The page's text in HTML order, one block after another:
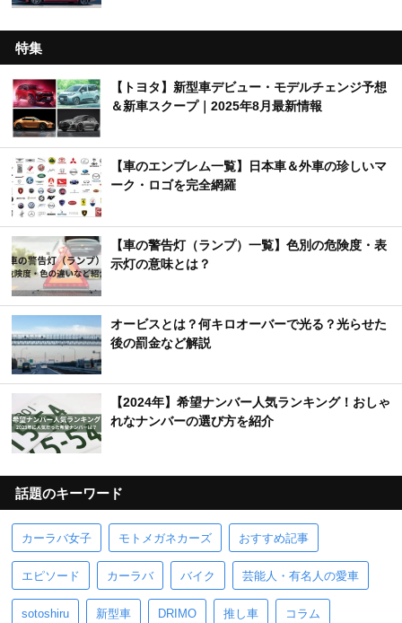
特集
【トヨタ】新型車デビュー・モデルチェンジ予想
＆新車スクープ｜2025年8月最新情報
【車のエンブレム一覧】日本車＆外車の珍しいマ
ーク・ロゴを完全網羅
【車の警告灯（ランプ）一覧】色別の危険度・表
示灯の意味とは？
オービスとは？何キロオーバーで光る？光らせた
後の罰金など解説
【2024年】希望ナンバー人気ランキング！おしゃ
れなナンバーの選び方を紹介
話題のキーワード
カーラバ女子 モトメガネカーズ おすすめ記事
エピソード カーラバ バイク 芸能人・有名人の愛車
sotoshiru 新型車 DRIMO 推し車 コラム